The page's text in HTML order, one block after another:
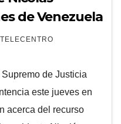
de Venezuela
TELECENTRO
de Justicia
este jueves en
acerca del recurso